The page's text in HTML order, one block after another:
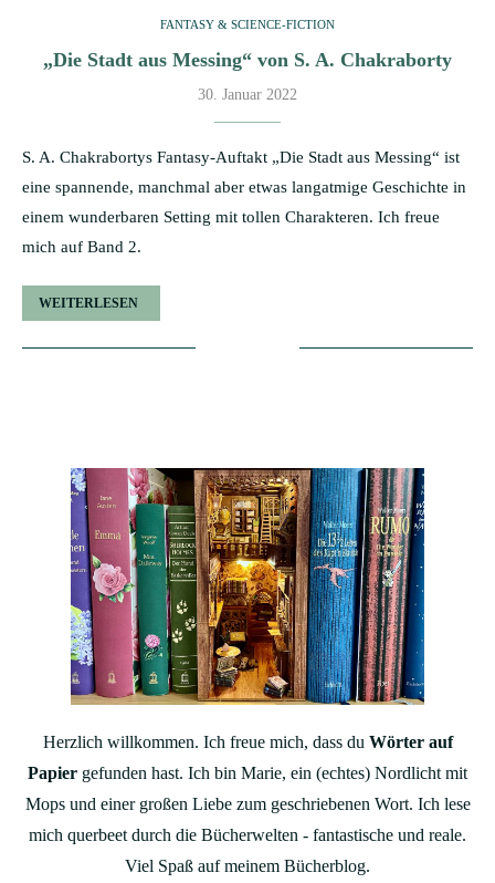
FANTASY & SCIENCE-FICTION
„Die Stadt aus Messing“ von S. A. Chakraborty
30. Januar 2022
S. A. Chakrabortys Fantasy-Auftakt „Die Stadt aus Messing“ ist
eine spannende, manchmal aber etwas langatmige Geschichte in
einem wunderbaren Setting mit tollen Charakteren. Ich freue
mich auf Band 2.
WEITERLESEN
Herzlich willkommen. Ich freue mich, dass du Wörter auf
Papier gefunden hast. Ich bin Marie, ein (echtes) Nordlicht mit
Mops und einer großen Liebe zum geschriebenen Wort. Ich lese
mich querbeet durch die Bücherwelten - fantastische und reale.
Viel Spaß auf meinem Bücherblog.